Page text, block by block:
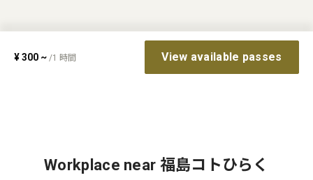
¥300 ~ /1 時間 View available passes
Workplace near 福島コトひらく